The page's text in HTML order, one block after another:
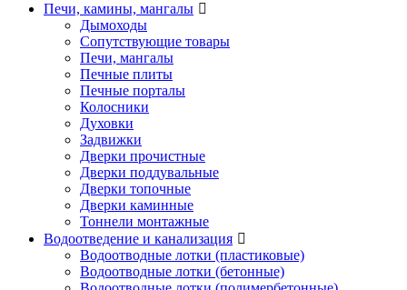
Печи, камины, мангалы
Дымоходы
Сопутствующие товары
Печи, мангалы
Печные плиты
Печные порталы
Колосники
Духовки
Задвижки
Дверки прочистные
Дверки поддувальные
Дверки топочные
Дверки каминные
Тоннели монтажные
Водоотведение и канализация
Водоотводные лотки (пластиковые)
Водоотводные лотки (бетонные)